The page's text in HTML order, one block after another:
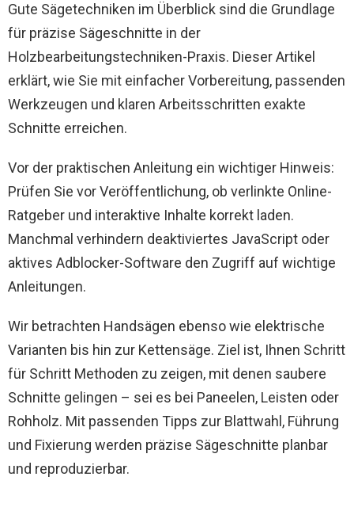
Gute Sägetechniken im Überblick sind die Grundlage
für präzise Sägeschnitte in der
Holzbearbeitungstechniken-Praxis. Dieser Artikel
erklärt, wie Sie mit einfacher Vorbereitung, passenden
Werkzeugen und klaren Arbeitsschritten exakte
Schnitte erreichen.
Vor der praktischen Anleitung ein wichtiger Hinweis:
Prüfen Sie vor Veröffentlichung, ob verlinkte Online-
Ratgeber und interaktive Inhalte korrekt laden.
Manchmal verhindern deaktiviertes JavaScript oder
aktives Adblocker-Software den Zugriff auf wichtige
Anleitungen.
Wir betrachten Handsägen ebenso wie elektrische
Varianten bis hin zur Kettensäge. Ziel ist, Ihnen Schritt
für Schritt Methoden zu zeigen, mit denen saubere
Schnitte gelingen – sei es bei Paneelen, Leisten oder
Rohholz. Mit passenden Tipps zur Blattwahl, Führung
und Fixierung werden präzise Sägeschnitte planbar
und reproduzierbar.